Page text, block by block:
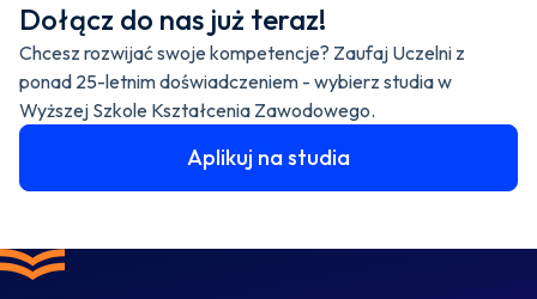
Dołącz do nas już teraz!
Chcesz rozwijać swoje kompetencje? Zaufaj Uczelni z
ponad 25-letnim doświadczeniem - wybierz studia w
Wyższej Szkole Kształcenia Zawodowego.
Aplikuj na studia